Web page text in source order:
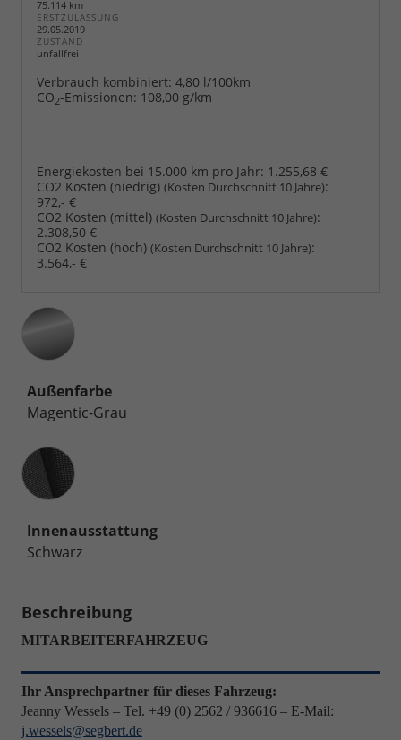
75.114 km
ERSTZULASSUNG
29.05.2019
ZUSTAND
unfallfrei
Verbrauch kombiniert: 4,80 l/100km
CO2-Emissionen: 108,00 g/km
Energiekosten bei 15.000 km pro Jahr: 1.255,68 €
CO2 Kosten (niedrig) (Kosten Durchschnitt 10 Jahre):
972,- €
CO2 Kosten (mittel) (Kosten Durchschnitt 10 Jahre):
2.308,50 €
CO2 Kosten (hoch) (Kosten Durchschnitt 10 Jahre):
3.564,- €
Außenfarbe
Magentic-Grau
Innenausstattung
Innenausstattung
Schwarz
Beschreibung
MITARBEITERFAHRZEUG
Ihr Ansprechpartner für dieses Fahrzeug:
Jeanny Wessels – Tel. +49 (0) 2562 / 936616 – E-Mail:
j.wessels@segbert.de